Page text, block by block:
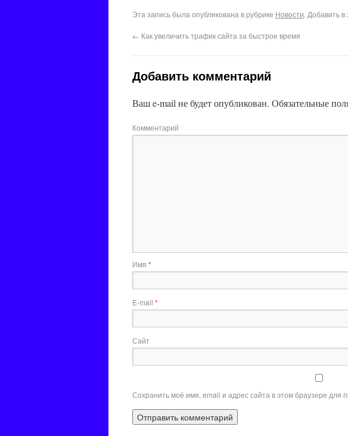
Эта запись была опубликована в рубрике Новости. Добавить в
← Как увеличить трафик сайта за быстрое время
Добавить комментарий
Ваш e-mail не будет опубликован. Обязательные
Комментарий
Имя *
E-mail *
Сайт
Сохранить моё имя, email и адрес сайта в этом браузере для